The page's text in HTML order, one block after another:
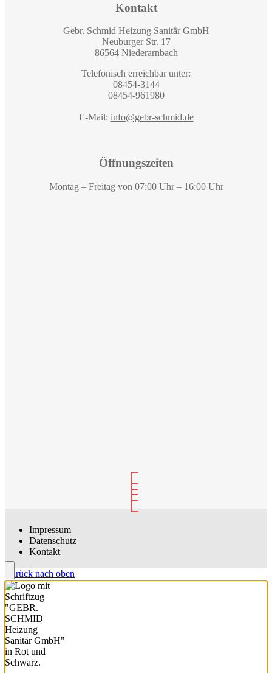
Kontakt
Gebr. Schmid Heizung Sanitär GmbH
Neuburger Str. 17
86564 Niederarnbach
Telefonisch erreichbar unter:
08454-3144
08454-961980
E-Mail: info@gebr-schmid.de
Öffnungszeiten
Montag – Freitag von 07:00 Uhr – 16:00 Uhr
Impressum
Datenschutz
Kontakt
Zurück nach oben